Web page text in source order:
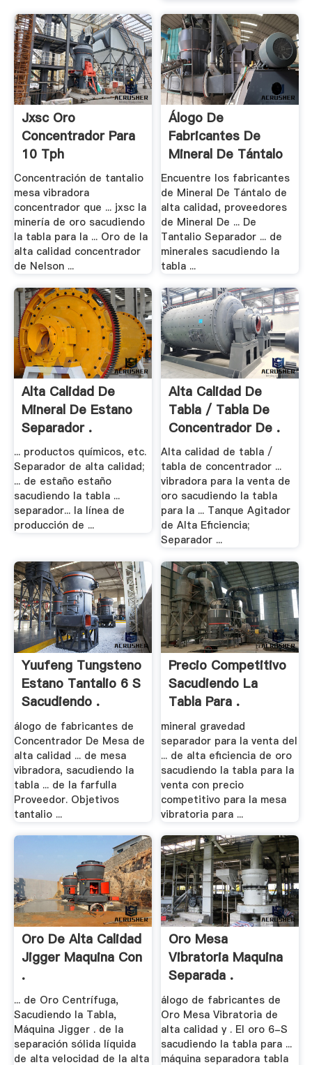
Jxsc Oro
Concentrador Para
10 Tph
Concentración de tantalio
mesa vibradora
concentrador que ... jxsc la
minería de oro sacudiendo
la tabla para la ... Oro de la
alta calidad concentrador
de Nelson ...
Álogo De
Fabricantes De
Mineral De Tántalo
De .
Encuentre los fabricantes
de Mineral De Tántalo de
alta calidad, proveedores
de Mineral De ... De
Tantalio Separador ... de
minerales sacudiendo la
tabla ...
Alta Calidad De
Mineral De Estano
Separador .
... productos químicos, etc.
Separador de alta calidad;
... de estaño estaño
sacudiendo la tabla ...
separador... la línea de
producción de ...
Alta Calidad De
Tabla / Tabla De
Concentrador De .
Alta calidad de tabla /
tabla de concentrador ...
vibradora para la venta de
oro sacudiendo la tabla
para la ... Tanque Agitador
de Alta Eficiencia;
Separador ...
Yuufeng Tungsteno
Estano Tantalio 6 S
Sacudiendo .
álogo de fabricantes de
Concentrador De Mesa de
alta calidad ... de mesa
vibradora, sacudiendo la
tabla ... de la farfulla
Proveedor. Objetivos
tantalio ...
Precio Competitivo
Sacudiendo La
Tabla Para .
mineral gravedad
separador para la venta del
... de alta eficiencia de oro
sacudiendo la tabla para la
venta con precio
competitivo para la mesa
vibratoria para ...
Oro De Alta Calidad
Jigger Maquina Con
.
... de Oro Centrífuga,
Sacudiendo la Tabla,
Máquina Jigger . de la
separación sólida líquida
de alta velocidad de la alta
Oro Mesa
Vibratoria Maquina
Separada .
álogo de fabricantes de
Oro Mesa Vibratoria de
alta calidad y . El oro 6-S
sacudiendo la tabla para ...
máquina separadora tabla